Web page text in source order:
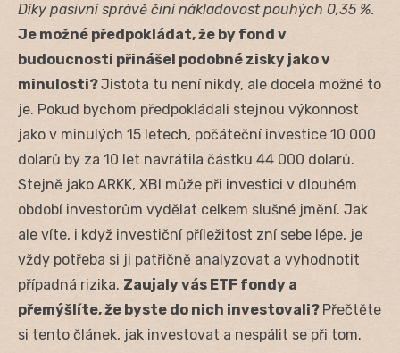
Díky pasivní správě činí nákladovost pouhých 0,35 %.
Je možné předpokládat, že by fond v
budoucnosti přinášel podobné zisky jako v
minulosti?Jistota tu není nikdy, ale docela možné to
je. Pokud bychom předpokládali stejnou výkonnost
jako v minulých 15 letech, počáteční investice 10 000
dolarů by za 10 let navrátila částku 44 000 dolarů.
Stejně jako ARKK, XBI může při investici v dlouhém
období investorům vydělat celkem slušné jmění. Jak
ale víte, i když investiční příležitost zní sebe lépe, je
vždy potřeba si ji patřičně analyzovat a vyhodnotit
případná rizika. Zaujaly vás ETF fondy a
přemýšlíte, že byste do nich investovali? Přečtěte
si tento článek, jak investovat a nespálit se při tom.